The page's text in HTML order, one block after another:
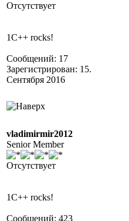
Отсутствует
1C++ rocks!
Сообщений: 17
Зарегистрирован: 15.
Сентября 2016
vladimirmir2012
Senior Member
Отсутствует
1C++ rocks!
Сообщений: 423